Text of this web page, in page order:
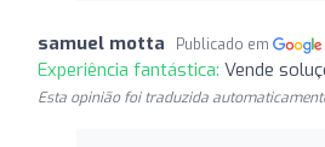
samuel motta Publicado em
Experiência fantástica: Vende
Esta opinião foi traduzida